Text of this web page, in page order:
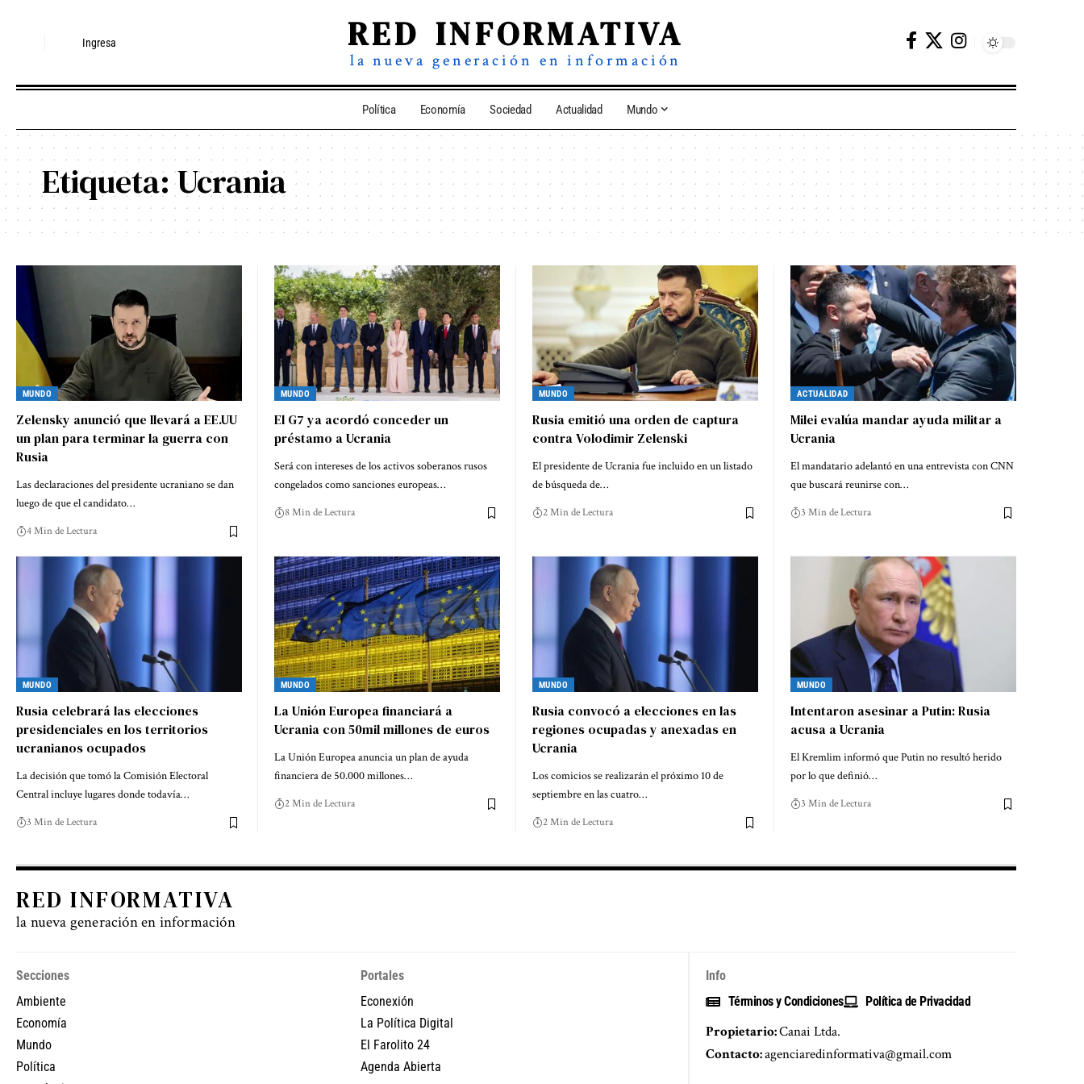
Ingresa RED INFORMATIVA
la nueva generación en información
Política Economía Sociedad Actualidad Mundo
Etiqueta:Ucrania
MUNDO
Zelensky anunció que llevará a EE.UU
un plan para terminar la guerra con
Rusia
Las declaraciones del presidente ucraniano se dan
luego de que el candidato…
4 Min de Lectura
MUNDO
El G7 ya acordó conceder un
préstamo a Ucrania
Será con intereses de los activos soberanos rusos
congelados como sanciones europeas…
8 Min de Lectura
MUNDO
Rusia emitió una orden de captura
contra Volodimir Zelenski
El presidente de Ucrania fue incluido en un listado
de búsqueda de…
2 Min de Lectura
ACTUALIDAD
Milei evalúa mandar ayuda militar a
Ucrania
El mandatario adelantó en una entrevista con CNN
que buscará reunirse con…
3 Min de Lectura
MUNDO
Rusia celebrará las elecciones
presidenciales en los territorios
ucranianos ocupados
La decisión que tomó la Comisión Electoral
Central incluye lugares donde todavía…
3 Min de Lectura
MUNDO
La Unión Europea financiará a
Ucrania con 50mil millones de euros
La Unión Europea anuncia un plan de ayuda
financiera de 50.000 millones…
2 Min de Lectura
MUNDO
Rusia convocó a elecciones en las
regiones ocupadas y anexadas en
Ucrania
Los comicios se realizarán el próximo 10 de
septiembre en las cuatro…
2 Min de Lectura
MUNDO
Intentaron asesinar a Putin: Rusia
acusa a Ucrania
El Kremlim informó que Putin no resultó herido
por lo que definió…
3 Min de Lectura
RED INFORMATIVA
la nueva generación en información
Secciones
Ambiente
Economía
Mundo
Política
Portales
Econexión
La Política Digital
El Farolito 24
Agenda Abierta
Info
Términos y Condiciones
Política de Privacidad
Propietario:Canai Ltda.
Contacto:agenciaredinformativa@gmail.com